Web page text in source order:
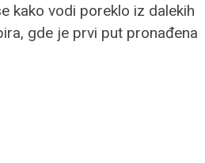
kako vodi poreklo iz dalekih
gde je prvi put pronađena